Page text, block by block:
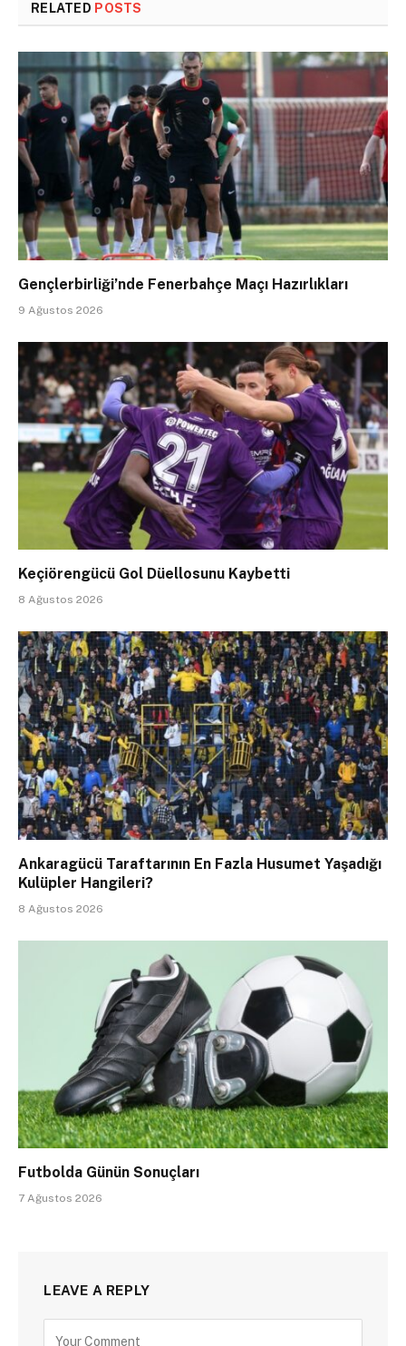
RELATED POSTS
Gençlerbirliği’nde Fenerbahçe Maçı Hazırlıkları
9 Ağustos 2026
Keçiörengücü Gol Düellosunu Kaybetti
8 Ağustos 2026
Ankaragücü Taraftarının En Fazla Husumet Yaşadığı
Kulüpler Hangileri?
8 Ağustos 2026
Futbolda Günün Sonuçları
7 Ağustos 2026
LEAVE A REPLY